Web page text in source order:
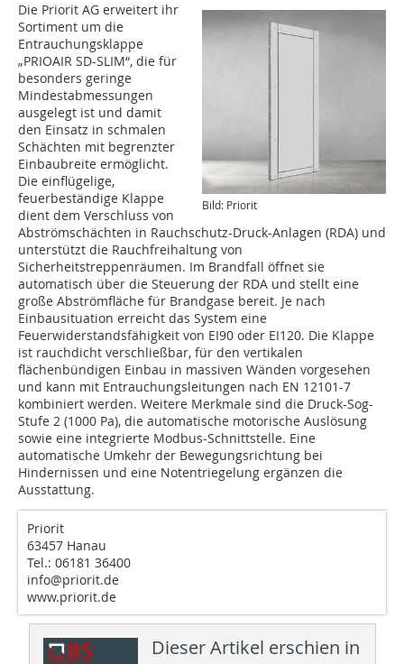
Bild: Priorit
Die Priorit AG erweitert ihr
Sortiment um die
Entrauchungsklappe
„PRIOAIR SD-SLIM“, die für
besonders geringe
Mindestabmessungen
ausgelegt ist und damit
den Einsatz in schmalen
Schächten mit begrenzter
Einbaubreite ermöglicht.
Die einflügelige,
feuerbeständige Klappe
dient dem Verschluss von
Abströmschächten in Rauchschutz-Druck-Anlagen (RDA) und
unterstützt die Rauchfreihaltung von
Sicherheitstreppenräumen. Im Brandfall öffnet sie
automatisch über die Steuerung der RDA und stellt eine
große Abströmfläche für Brandgase bereit. Je nach
Einbausituation erreicht das System eine
Feuerwiderstandsfähigkeit von EI90 oder EI120. Die Klappe
ist rauchdicht verschließbar, für den vertikalen
flächenbündigen Einbau in massiven Wänden vorgesehen
und kann mit Entrauchungsleitungen nach EN 12101-7
kombiniert werden. Weitere Merkmale sind die Druck-Sog-
Stufe 2 (1000 Pa), die automatische motorische Auslösung
sowie eine integrierte Modbus-Schnittstelle. Eine
automatische Umkehr der Bewegungsrichtung bei
Hindernissen und eine Notentriegelung ergänzen die
Ausstattung.
Priorit
63457 Hanau
Tel.: 06181 36400
info@priorit.de
www.priorit.de
Dieser Artikel erschien in